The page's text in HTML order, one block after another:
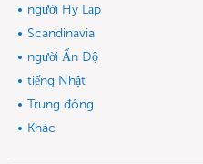
người Hy Lạp
Scandinavia
người Ấn Độ
tiếng Nhật
Trung đông
Khác